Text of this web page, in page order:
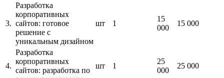
3.
Разработка
корпоративных
сайтов: готовое
решение с
уникальным дизайном
шт 1
15
000
15 000
4.
Разработка
корпоративных
сайтов: разработка по
шт 1
25
000
25 000